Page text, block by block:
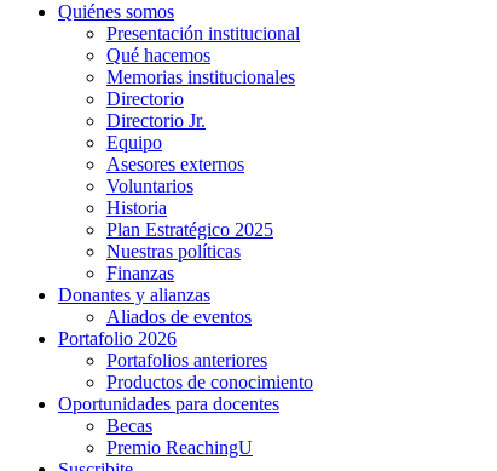
Quiénes somos
Presentación institucional
Qué hacemos
Memorias institucionales
Directorio
Directorio Jr.
Equipo
Asesores externos
Voluntarios
Historia
Plan Estratégico 2025
Nuestras políticas
Finanzas
Donantes y alianzas
Aliados de eventos
Portafolio 2026
Portafolios anteriores
Productos de conocimiento
Oportunidades para docentes
Becas
Premio ReachingU